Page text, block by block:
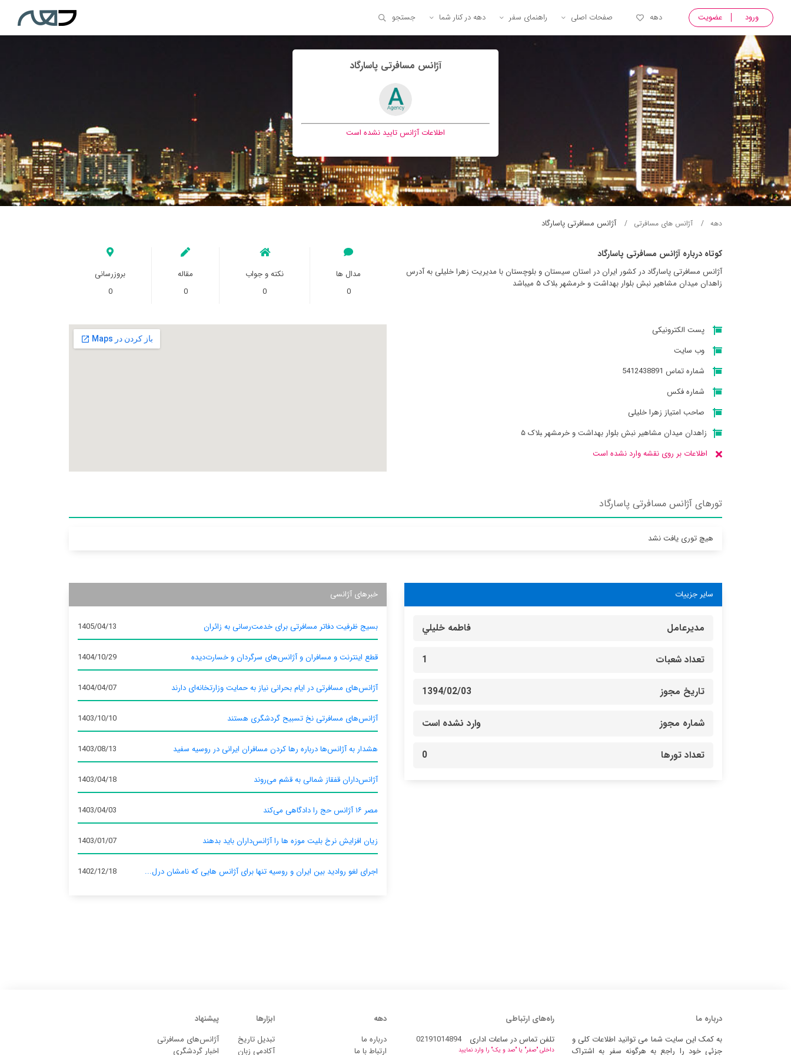
ورود عضویت دهه صفحات اصلی راهنمای سفر دهه در کنار شما جستجو
آژانس مسافرتی پاسارگاد
اطلاعات آژانس تایید نشده است
دهه آژانس های مسافرتی آژانس مسافرتی پاسارگاد
کوتاه درباره آژانس مسافرتی پاسارگاد
آژانس مسافرتی پاسارگاد در کشور ایران در استان سيستان و بلوچستان با مدیریت زهرا خلیلی به آدرس
زاهدان میدان مشاهیر نبش بلوار بهداشت و خرمشهر ‍‍‍‍‍‍بلاک ۵ میباشد
مدال ها
0
نکته و جواب
0
مقاله
0
بروزرسانی
0
پست الکترونیکی
وب سایت
شماره تماس 5412438891
شماره فکس
صاحب امتیاز زهرا خلیلی
زاهدان میدان مشاهیر نبش بلوار بهداشت و خرمشهر ‍‍‍‍‍‍بلاک ۵
اطلاعات بر روی نقشه وارد نشده است
تورهای آژانس مسافرتی پاسارگاد
هیچ توری یافت نشد
سایر جزییات
مدیرعامل فاطمه خليلي
تعداد شعبات 1
تاریخ مجوز 1394/02/03
شماره مجوز وارد نشده است
تعداد تورها 0
خبرهای آژانسی
بسیج ظرفیت دفاتر مسافرتی برای خدمت‌رسانی به زائران 1405/04/13
قطع اینترنت و مسافران و آژانس‌های سرگردان و خسارت‌دیده 1404/10/29
آژانس‌های مسافرتی در ایام بحرانی نیاز به حمایت وزارتخانه‌ای دارند 1404/04/07
آژانس‌های مسافرتی نخ تسبیح گردشگری هستند 1403/10/10
هشدار به آژانس‌ها درباره رها کردن مسافران ایرانی در روسیه سفید 1403/08/13
آژانس‌داران قفقاز شمالی به قشم می‌روند 1403/04/18
مصر ۱۶ آژانس حج را دادگاهی می‌کند 1403/04/03
زیان افزایش نرخ بلیت موزه ها را آژانس‌داران باید بدهند 1403/01/07
اجرای لغو روادید بین ایران و روسیه تنها برای آژانس‌ هایی که نامشان درل... 1402/12/18
درباره ما
به کمک این سایت شما می توانید اطلاعات کلی و
جزئی خود را راجع به هرگونه سفر به اشتراک
راه‌های ارتباطی
تلفن تماس در ساعات اداری
02191014894
داخلی "صفر" یا "صد و یک" را وارد نمایید
دهه
درباره ما
ارتباط با ما
ابزارها
تبدیل تاریخ
آکادمی زبان
پیشنهاد
آژانس‌های مسافرتی
اخبار گردشگری